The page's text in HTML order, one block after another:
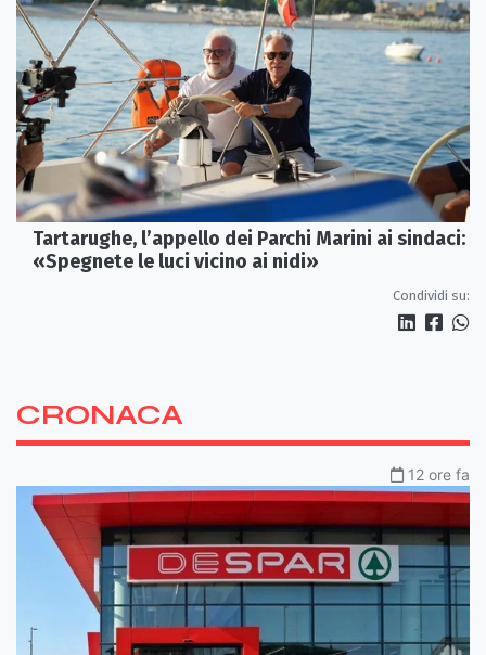
Tartarughe, l’appello dei Parchi Marini ai sindaci:
«Spegnete le luci vicino ai nidi»
Condividi su:
CRONACA
12 ore fa